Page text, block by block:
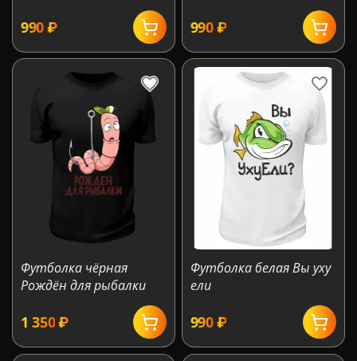
‍990‍₽ ‍990‍₽
Футболка чёрная
Рождён для рыбалки
1 350₽
Футболка белая Вы уху
ели
‍990‍₽